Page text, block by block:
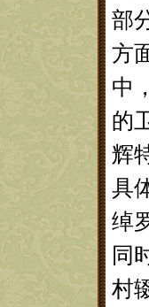
部
方
中
的
辉
具
绰
同
村